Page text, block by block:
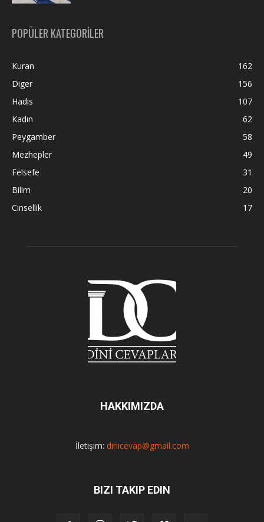
POPÜLER KATEGORİLER
Kuran
162
Diger
156
Hadis
107
Kadın
62
Peygamber
58
Mezhepler
49
Felsefe
31
Bilim
20
Cinsellik
17
HAKKIMIZDA
İletişim: dinicevap@gmail.com
BIZI TAKIP EDIN